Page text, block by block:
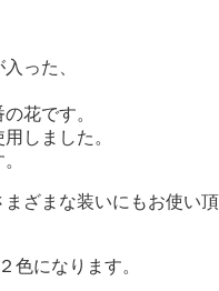
った、
花です。
しました。
ざまな装いにもお使い頂
色になります。